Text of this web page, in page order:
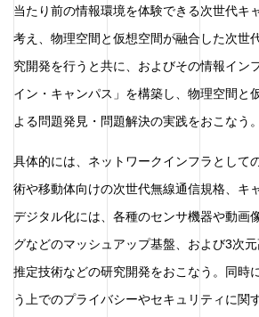
当たり前の情報環境を体験できる次世代キ
考え、物理空間と仮想空間が融合した次世
究開発を行うと共に、およびその情報イン
イン・キャンパス」を構築し、物理空間と
よる問題発見・問題解決の実践をおこなう。
具体的には、ネットワークインフラとして
術や移動体向けの次世代無線通信規格、キ
デジタル化には、各種のセンサ機器や動画
グなどのマッシュアップ基盤、および3次
推定技術などの研究開発をおこなう。同時
う上でのプライバシーやセキュリティに関